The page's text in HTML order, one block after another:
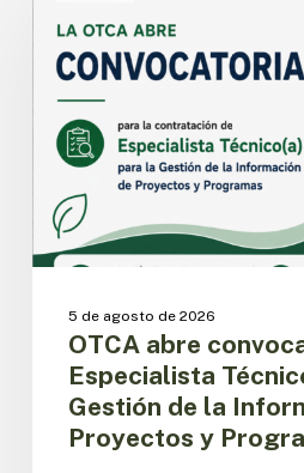
para
Especialista
Gestión
Información
de
Programas
5 de agosto de 2026
OTCA abre
Especialista
Gestión de la
Proyectos y